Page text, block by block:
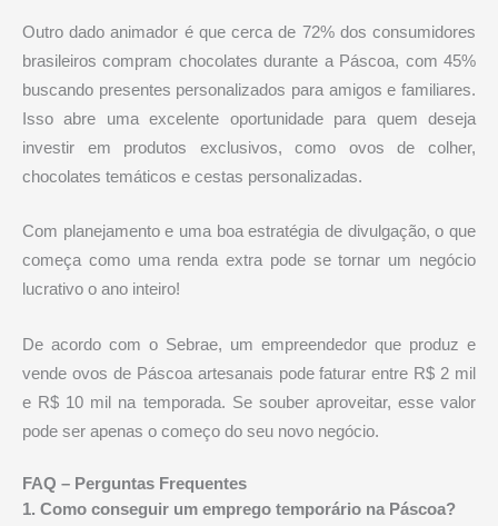
Outro dado animador é que cerca de 72% dos consumidores
brasileiros compram chocolates durante a Páscoa, com 45%
buscando presentes personalizados para amigos e familiares.
Isso abre uma excelente oportunidade para quem deseja
investir em produtos exclusivos, como ovos de colher,
chocolates temáticos e cestas personalizadas.
Com planejamento e uma boa estratégia de divulgação, o que
começa como uma renda extra pode se tornar um negócio
lucrativo o ano inteiro!
De acordo com o Sebrae, um empreendedor que produz e
vende ovos de Páscoa artesanais pode faturar entre R$ 2 mil
e R$ 10 mil na temporada. Se souber aproveitar, esse valor
pode ser apenas o começo do seu novo negócio.
FAQ – Perguntas Frequentes
1. Como conseguir um emprego temporário na Páscoa?